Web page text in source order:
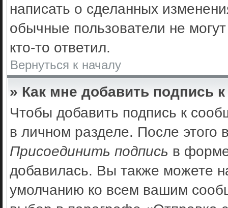
написать о сделанных
обычные пользователи не
кто-то ответил.
Вернуться к началу
» Как мне добавить подпись
Чтобы добавить подпись к
в личном разделе. После
Присоединить подпись в
добавилась. Вы также можете
умолчанию ко всем вашим